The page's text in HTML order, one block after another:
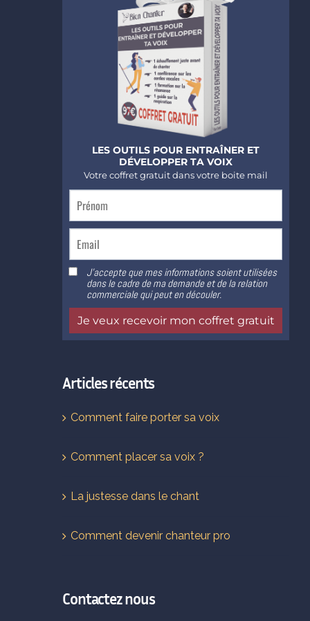
Articles récents
Comment faire porter sa voix
Comment placer sa voix ?
La justesse dans le chant
Comment devenir chanteur pro
Contactez nous